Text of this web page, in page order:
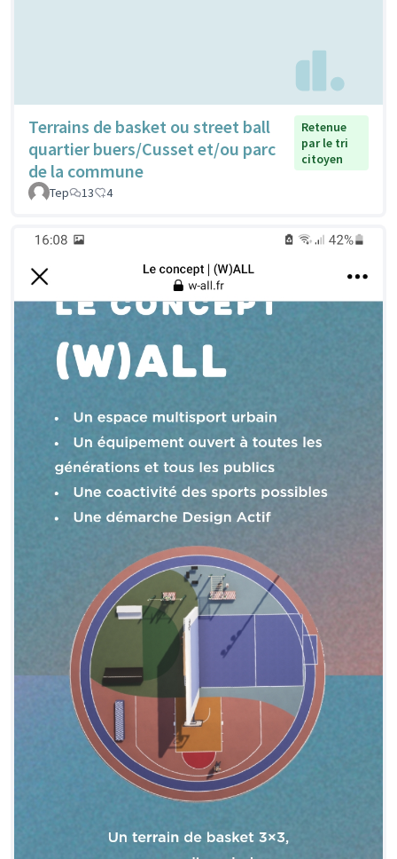
Terrains de basket ou street ball
quartier buers/Cusset et/ou parc
de la commune
Retenue
par le tri
citoyen
Tep 13 4